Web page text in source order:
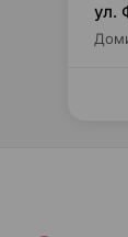
ул.